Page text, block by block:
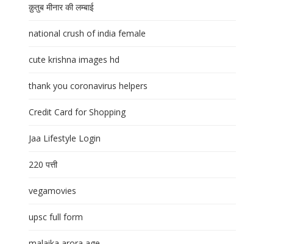
क़ुतुब मीनार की लम्बाई
national crush of india female
cute krishna images hd
thank you coronavirus helpers
Credit Card for Shopping
Jaa Lifestyle Login
220 पत्ती
vegamovies
upsc full form